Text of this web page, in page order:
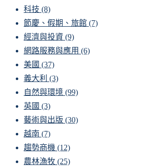
科技 (8)
節慶、假期、旅館 (7)
經濟與投資 (9)
網路服務與應用 (6)
美國 (37)
義大利 (3)
自然與環境 (99)
英國 (3)
藝術與出版 (30)
越南 (7)
趨勢商機 (12)
農林漁牧 (25)